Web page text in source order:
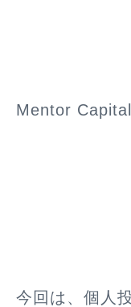
Mentor Capital
今回は、個人